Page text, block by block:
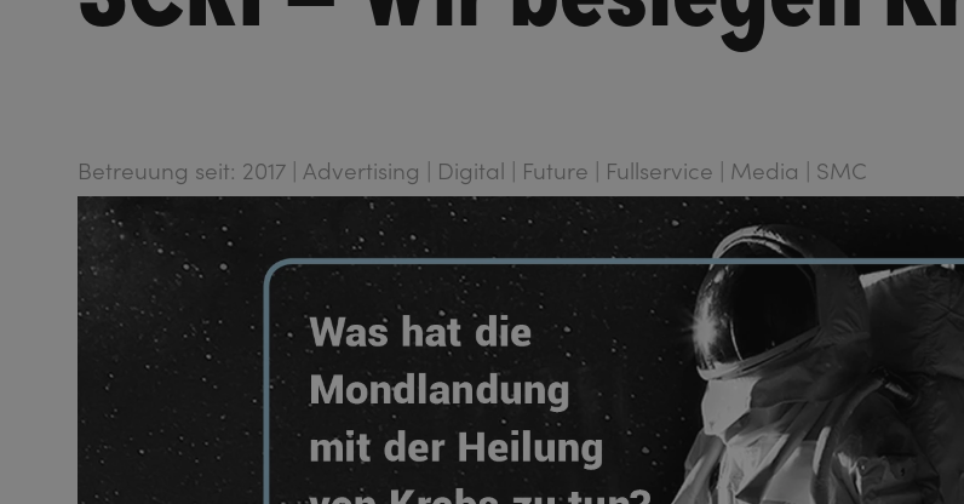
Betreuung seit: 2017 | Advertising | Digital | Future | Fullservice | Media | SMC